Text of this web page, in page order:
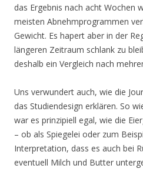
das Ergebnis nach acht Wochen
meisten Abnehmprogrammen
Gewicht. Es hapert aber in der
längeren Zeitraum schlank zu
deshalb ein Vergleich nach
Uns verwundert auch, wie die
das Studiendesign erklären. So
war es prinzipiell egal, wie die
– ob als Spiegelei oder zum
Interpretation, dass es auch bei
eventuell Milch und Butter